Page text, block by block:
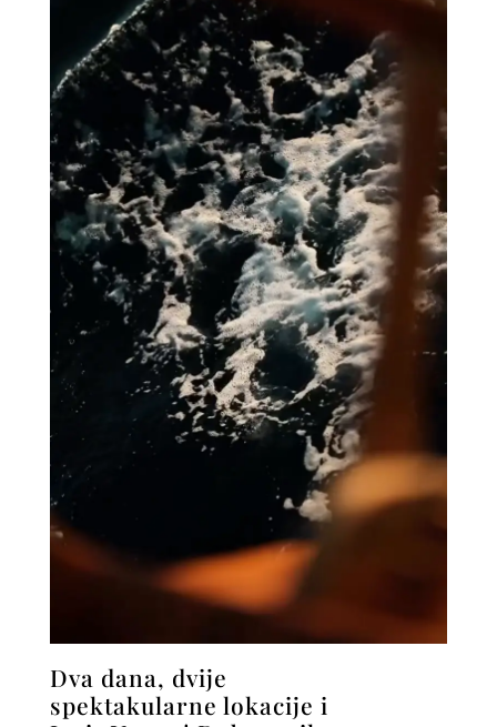
Dva dana, dvije
spektakularne lokacije i